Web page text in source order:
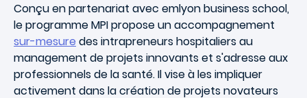
Conçu en partenariat avec emlyon business school,
le programme MPI propose un accompagnement
sur-mesure des intrapreneurs hospitaliers au
management de projets innovants et s'adresse aux
professionnels de la santé. Il vise à les impliquer
activement dans la création de projets novateurs